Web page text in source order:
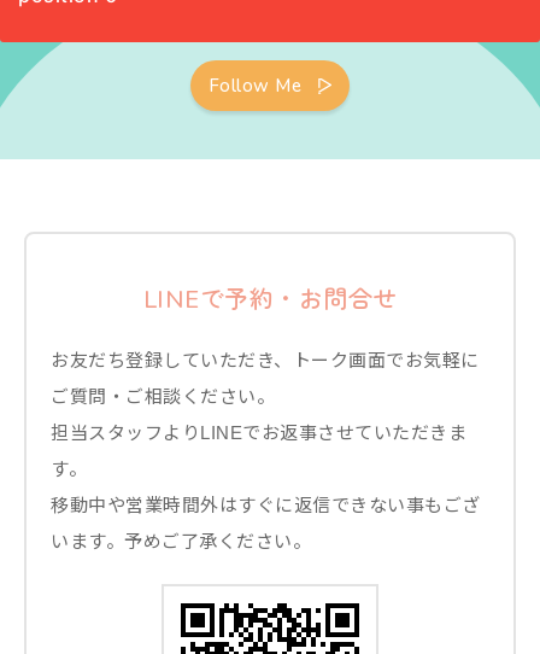
Follow Me
LINEで予約・お問合せ
お友だち登録していただき、トーク画面でお気軽に
ご質問・ご相談ください。
担当スタッフよりLINEでお返事させていただきま
す。
移動中や営業時間外はすぐに返信できない事もござ
います。予めご了承ください。